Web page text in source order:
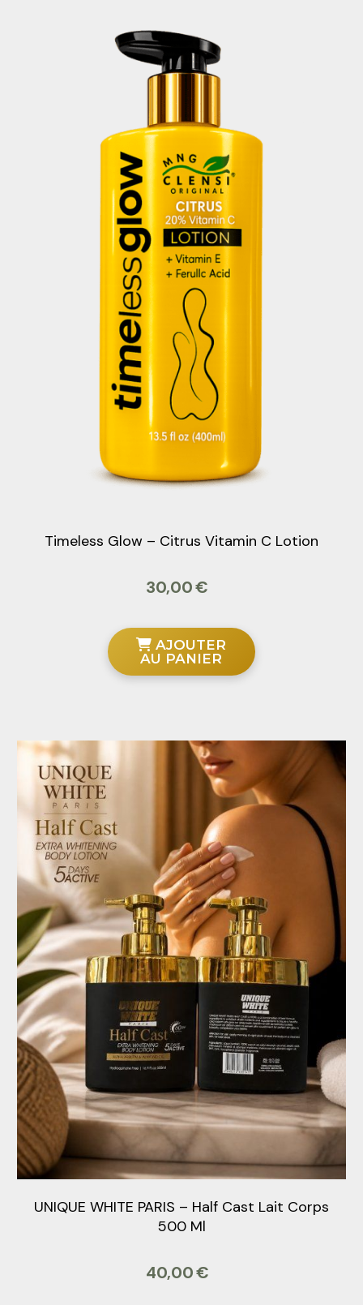
Timeless Glow – Citrus Vitamin C Lotion
30,00€
AJOUTER
AU PANIER
UNIQUE WHITE PARIS – Half Cast Lait Corps
500 Ml
40,00€